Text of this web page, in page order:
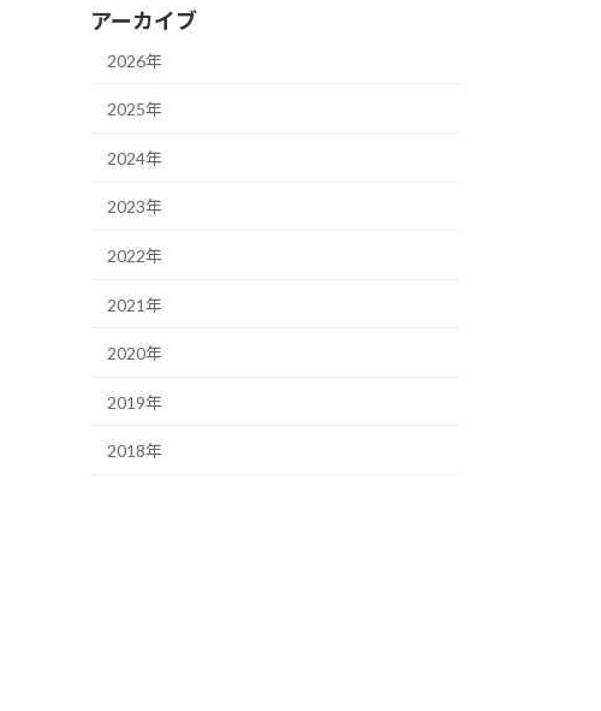
アーカイブ
2026年
2025年
2024年
2023年
2022年
2021年
2020年
2019年
2018年